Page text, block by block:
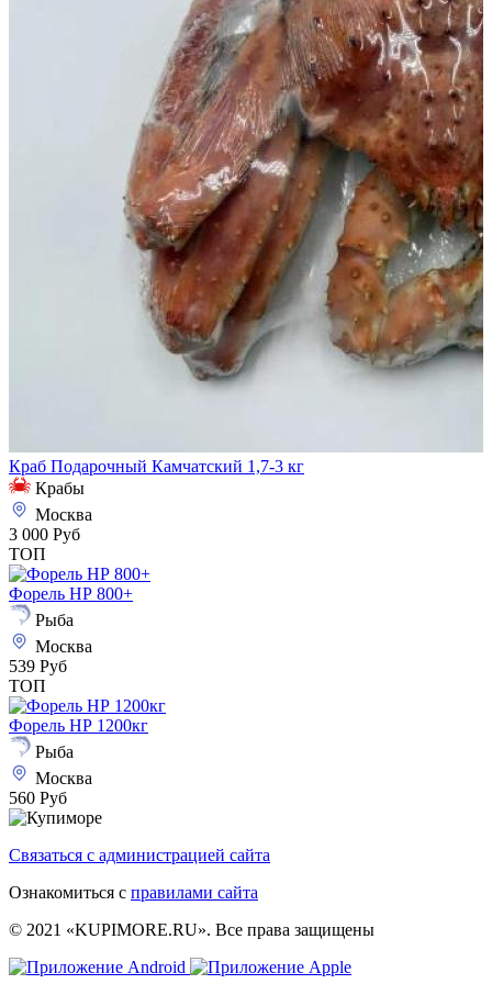
Краб Подарочный Камчатский 1,7-3 кг
Крабы
Москва
3 000 Руб
ТОП
Форель НР 800+
Рыба
Москва
539 Руб
ТОП
Форель НР 1200кг
Рыба
Москва
560 Руб
Связаться с администрацией сайта
Ознакомиться с правилами сайта
© 2021 «KUPIMORE.RU». Все права защищены